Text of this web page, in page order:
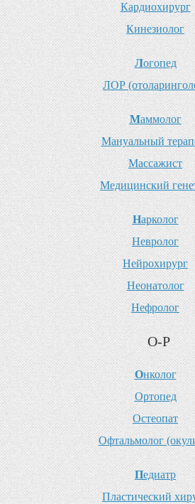
Кардиохирург
Кинезиолог
Логопед
ЛОР
Маммолог
Мануальный
Массажист
Медицинский
Нарколог
Невролог
Нейрохирург
Неонатолог
Нефролог
О-Р
Онколог
Ортопед
Остеопат
Офтальмолог
Педиатр
Пластический